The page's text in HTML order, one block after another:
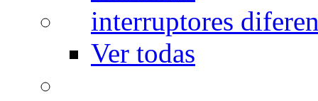
interruptores
Ver todas